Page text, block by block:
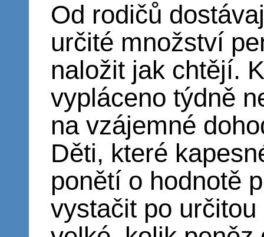
Od rodičů
určité množství
naložit jak chtějí.
vypláceno týdně
na vzájemné
Děti, které
ponětí o hodnotě
vystačit po